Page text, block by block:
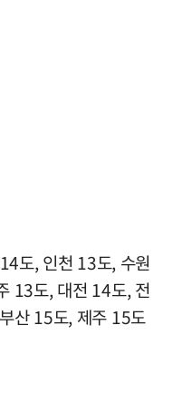
도, 인천 13도, 수원
13도, 대전 14도, 전
산 15도, 제주 15도